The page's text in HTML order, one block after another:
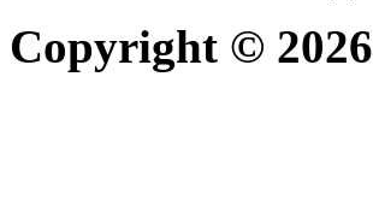
Copyright © 2026